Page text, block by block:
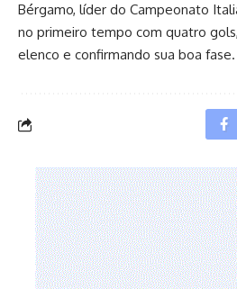
Bérgamo, líder do Campeonato
no primeiro tempo com quatro
elenco e confirmando sua boa fase.